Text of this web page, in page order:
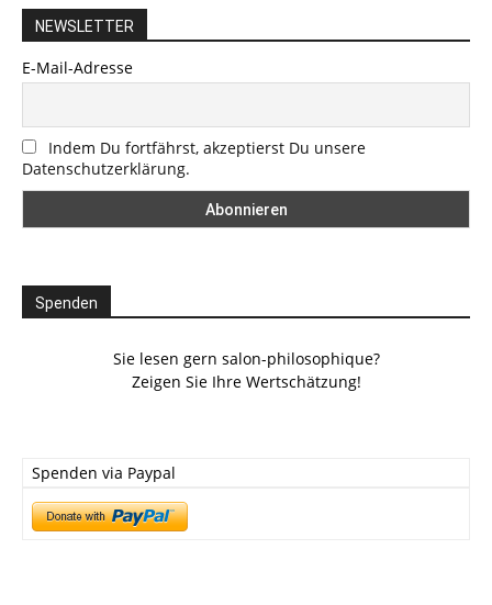
NEWSLETTER
E-Mail-Adresse
Indem Du fortfährst, akzeptierst Du unsere
Datenschutzerklärung.
Spenden
Sie lesen gern salon-philosophique?
Zeigen Sie Ihre Wertschätzung!
Spenden via Paypal